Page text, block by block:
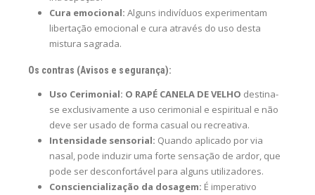
Cura emocional: Alguns indivíduos experimentam
libertação emocional e cura através do uso desta
mistura sagrada.
Os contras (Avisos e segurança):
Uso Cerimonial: O RAPÉ CANELA DE VELHO destina-
se exclusivamente a uso cerimonial e espiritual e não
deve ser usado de forma casual ou recreativa.
Intensidade sensorial: Quando aplicado por via
nasal, pode induzir uma forte sensação de ardor, que
pode ser desconfortável para alguns utilizadores.
Consciencialização da dosagem: É imperativo